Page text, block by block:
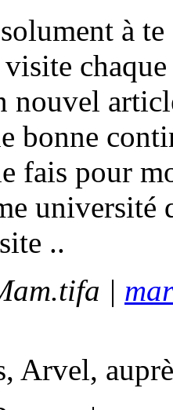
à
nouvel
bonne
fais pour
université
..
|
Arvel,